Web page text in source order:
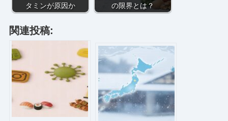
タミンが原因か の限界とは？
関連投稿: